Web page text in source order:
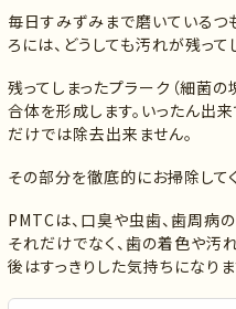
毎日すみずみまで磨いているつ
ろには、どうしても汚れが残って
残ってしまったプラーク（細菌
合体を形成します。いったん出
だけでは除去出来ません。
その部分を徹底的にお掃除してく
PMTCは、口臭や虫歯、歯周病
それだけでなく、歯の着色や汚
後はすっきりした気持ちになりま